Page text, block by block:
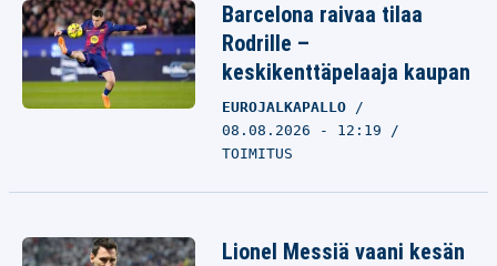
Barcelona raivaa tilaa
Rodrille –
keskikenttäpelaaja kaupan
EUROJALKAPALLO
08.08.2026 - 12:19
TOIMITUS
Lionel Messiä vaani kesän